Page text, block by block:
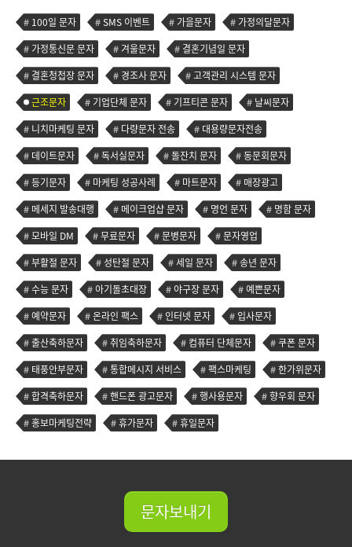
100일 문자 SMS 이벤트 가을문자
가정의달문자
가정통신문 문자
겨울문자
결혼기념일 문자
결혼청첩장 문자
경조사 문자
고객관리 시스템 문자
근조문자
기업단체 문자 기프티콘 문자
날씨문자
니치마케팅 문자
다량문자 전송
대용량문자전송
데이트문자
독서실문자 돌잔치 문자
동문회문자
등기문자
마케팅 성공사례 마트문자
매장광고
메세지 발송대행
메이크업샵 문자 명언 문자
명함 문자
모바일 DM
무료문자 문병문자
문자영업
부활절 문자
성탄절 문자 세일 문자
송년 문자
수능 문자
아기돌초대장 야구장 문자
예쁜문자
예약문자
온라인 팩스 인터넷 문자
입사문자
출산축하문자
취임축하문자 컴퓨터 단체문자
쿠폰 문자
태풍안부문자
통합메시지 서비스 팩스마케팅
한가위문자
합격축하문자
핸드폰 광고문자 행사용문자
향우회 문자
홍보마케팅전략
휴가문자 휴일문자
문자보내기